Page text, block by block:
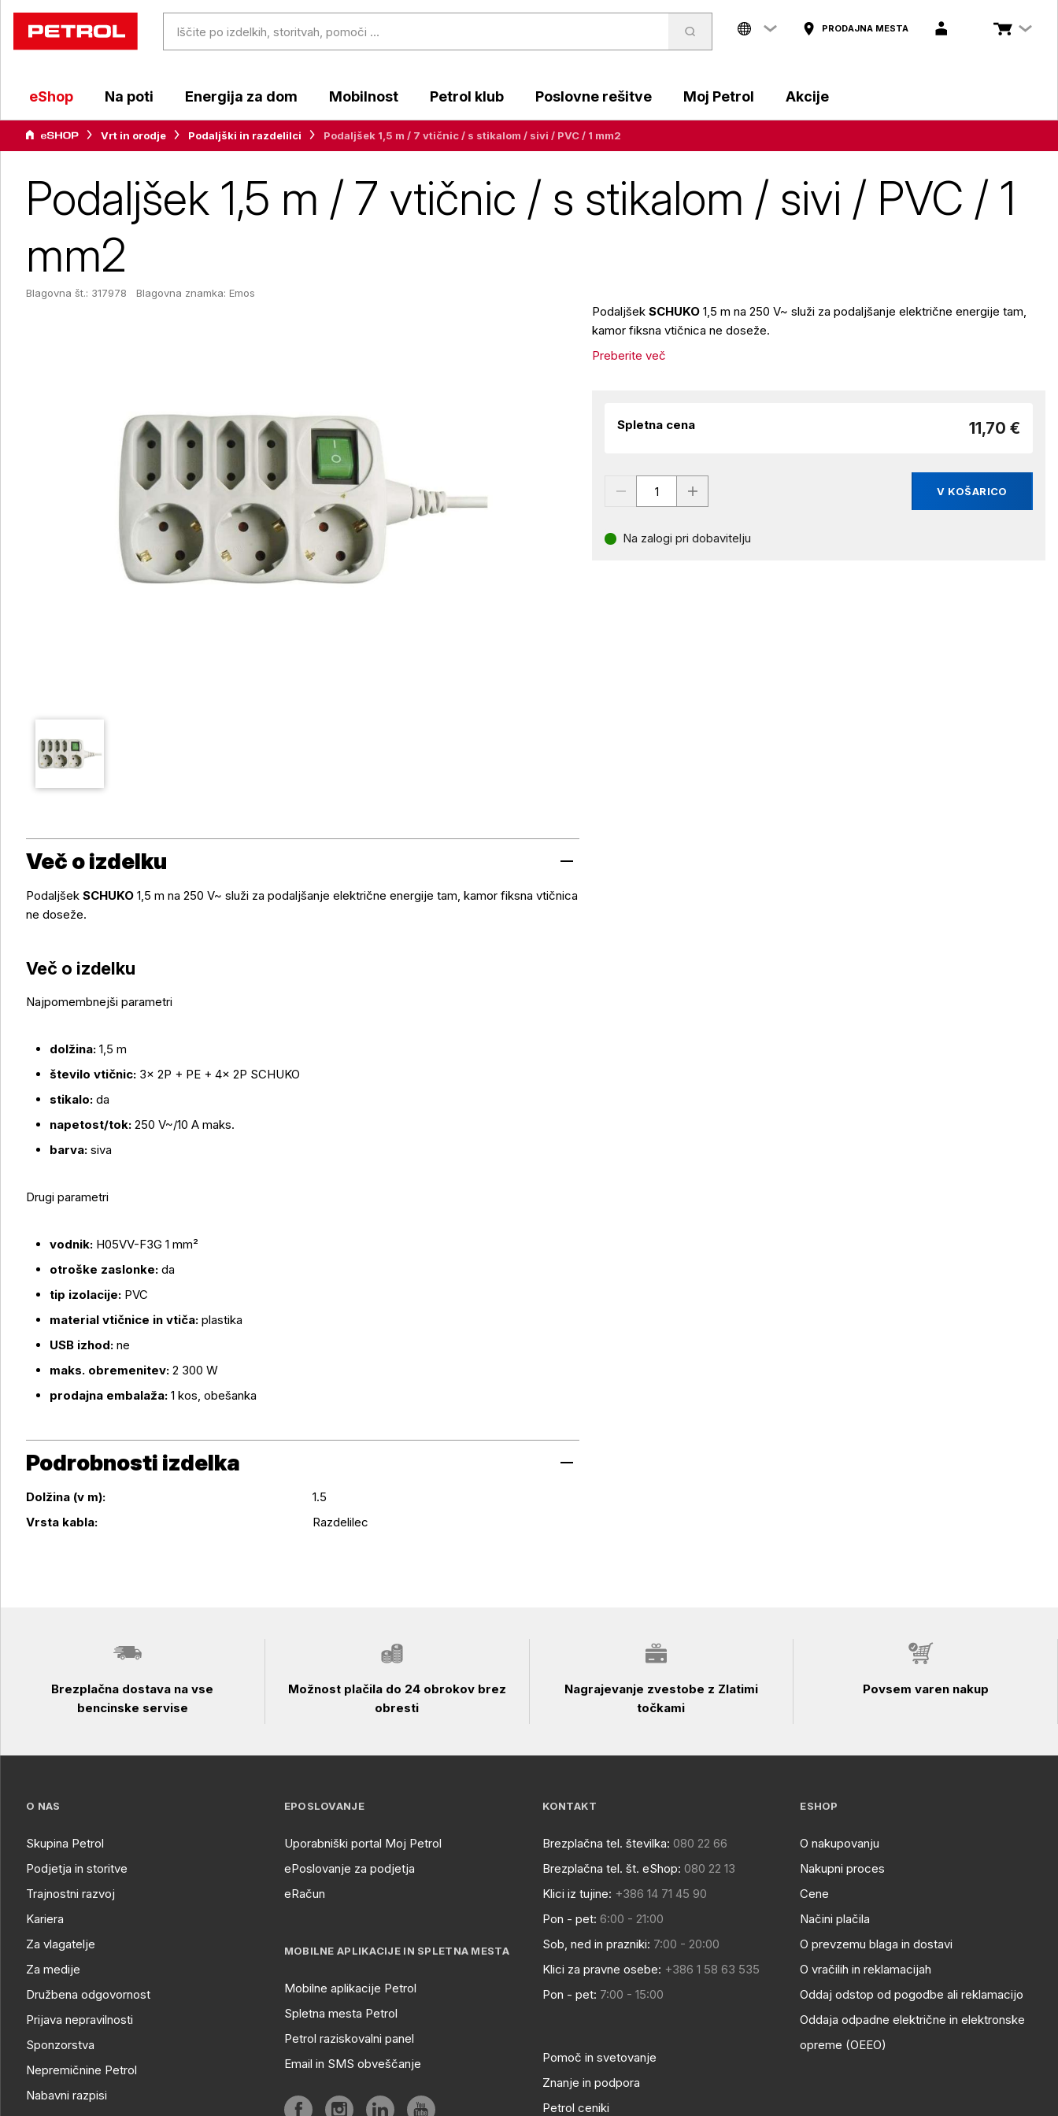
PRODAJNA MESTA
eShop Na poti Energija za dom Mobilnost Petrol klub Poslovne rešitve Moj Petrol Akcije
Vrt in orodje Podaljški in razdelilci Podaljšek 1,5 m / 7 vtičnic / s stikalom / sivi / PVC / 1 mm2
Podaljšek 1,5 m / 7 vtičnic / s stikalom / sivi / PVC / 1
mm2
Blagovna št.: 317978 Blagovna znamka: Emos
PodaljšekSCHUKO1,5 m na 250 V~ služi za podaljšanje električne energije tam,
kamor fiksna vtičnica ne doseže.
Preberite več
Spletna cena 11,70 €
V KOŠARICO
Na zalogi pri dobavitelju
Več o izdelku
Več o izdelku
Podaljšek SCHUKO 1,5 m na 250 V~ služi za podaljšanje električne energije tam, kamor fiksna vtičnica
ne doseže.
Več o izdelku
Najpomembnejši parametri
dolžina: 1,5 m
število vtičnic: 3× 2P + PE + 4× 2P SCHUKO
stikalo: da
napetost/tok: 250 V~/10 A maks.
barva: siva
Drugi parametri
vodnik: H05VV-F3G 1 mm²
otroške zaslonke: da
tip izolacije: PVC
material vtičnice in vtiča: plastika
USB izhod: ne
maks. obremenitev: 2 300 W
prodajna embalaža: 1 kos, obešanka
Podrobnosti izdelka
Podrobnosti izdelka
Dolžina (v m):
1.5
Vrsta kabla:
Razdelilec
Brezplačna dostava na vse
bencinske servise
Možnost plačila do 24 obrokov brez
obresti
Nagrajevanje zvestobe z Zlatimi
točkami
Povsem varen nakup
O NAS
Skupina Petrol
Podjetja in storitve
Trajnostni razvoj
Kariera
Za vlagatelje
Za medije
Družbena odgovornost
Prijava nepravilnosti
Sponzorstva
Nepremičnine Petrol
Nabavni razpisi
EPOSLOVANJE
Uporabniški portal Moj Petrol
ePoslovanje za podjetja
eRačun
MOBILNE APLIKACIJE IN SPLETNA MESTA
Mobilne aplikacije Petrol
Spletna mesta Petrol
Petrol raziskovalni panel
Email in SMS obveščanje
KONTAKT
Brezplačna tel. številka: 080 22 66
Brezplačna tel. št. eShop: 080 22 13
Klici iz tujine: +386 14 71 45 90
Pon - pet: 6:00 - 21:00
Sob, ned in prazniki: 7:00 - 20:00
Klici za pravne osebe: +386 1 58 63 535
Pon - pet: 7:00 - 15:00
Pomoč in svetovanje
Znanje in podpora
Petrol ceniki
ESHOP
O nakupovanju
Nakupni proces
Cene
Načini plačila
O prevzemu blaga in dostavi
O vračilih in reklamacijah
Oddaj odstop od pogodbe ali reklamacijo
Oddaja odpadne električne in elektronske
opreme (OEEO)